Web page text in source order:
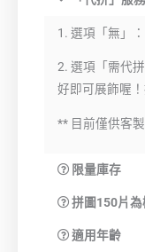
1. 選項「無」
2. 選項「需代
好即可展飾喔
** 目前僅供客
限量庫存
拼圖150片
適用年齡